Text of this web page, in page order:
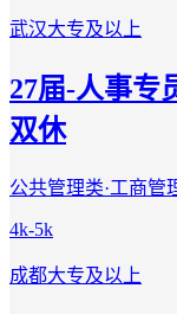
武汉大专及以上
27届-人事专
双休
公共管理类·工商管
4k-5k
成都大专及以上